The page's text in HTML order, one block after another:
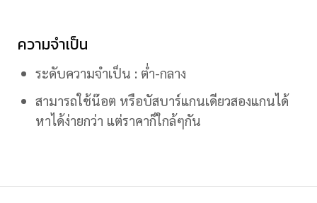
ความจำเป็น
ระดับความจำเป็น : ต่ำ-กลาง
สามารถใช้น๊อต หรือบัสบาร์แกนเดียวสองแกนได้
หาได้ง่ายกว่า แต่ราคาก็ใกล้ๆกัน